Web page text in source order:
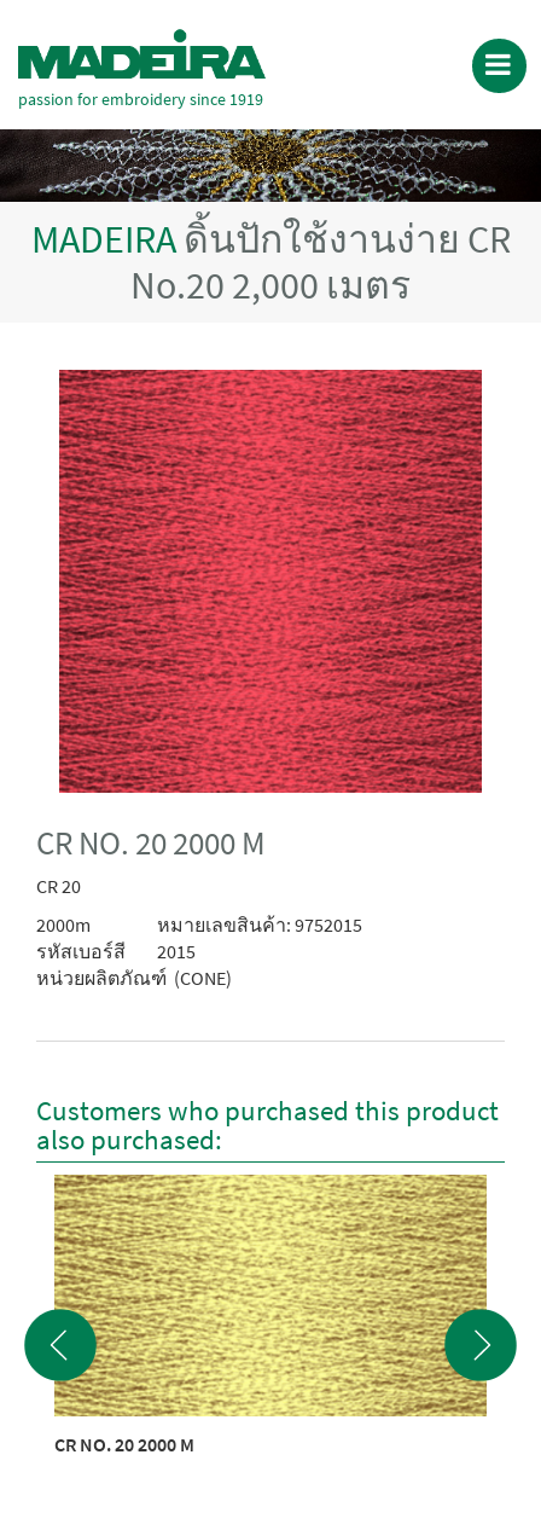
passion for embroidery since 1919
MADEIRAดิ้นปักใช้งานง่าย CR
No.20 2,000 เมตร
CR NO. 20 2000 M
CR 20
2000m
หมายเลขสินค้า: 9752015
รหัสเบอร์สี
2015
หน่วยผลิตภัณฑ์ (CONE)
Customers who purchased this product
also purchased:
CR NO. 20 2000 M